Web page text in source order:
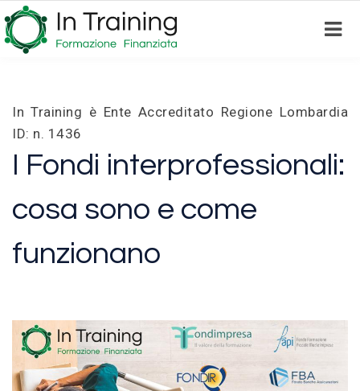
Skip
to
main
In Training è Ente Accreditato Regione Lombardia
ID: n. 1436
I Fondi interprofessionali:
cosa sono e come
funzionano